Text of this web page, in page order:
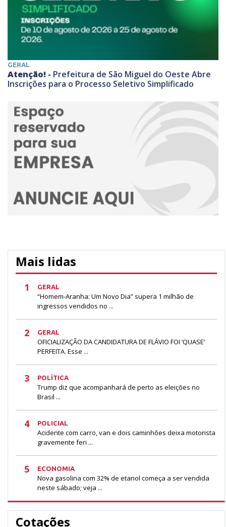
GERAL
Atenção! - Prefeitura de São Miguel do Oeste Abre
Inscrições para o Processo Seletivo Simplificado
Mais lidas
1 GERAL
“Homem-Aranha: Um Novo Dia” supera 1 milhão de
ingressos vendidos no ...
2 GERAL
OFICIALIZAÇÃO DA CANDIDATURA DE FLÁVIO FOI ‘QUASE’
PERFEITA. Esse ...
3 POLÍTICA
Trump diz que acompanhará de perto as eleições no
Brasil ...
4 POLICIAL
Acidente com carro, van e dois caminhões deixa motorista
gravemente feri ...
5 ECONOMIA
Nova gasolina com 32% de etanol começa a ser vendida
neste sábado; veja ...
Cotações